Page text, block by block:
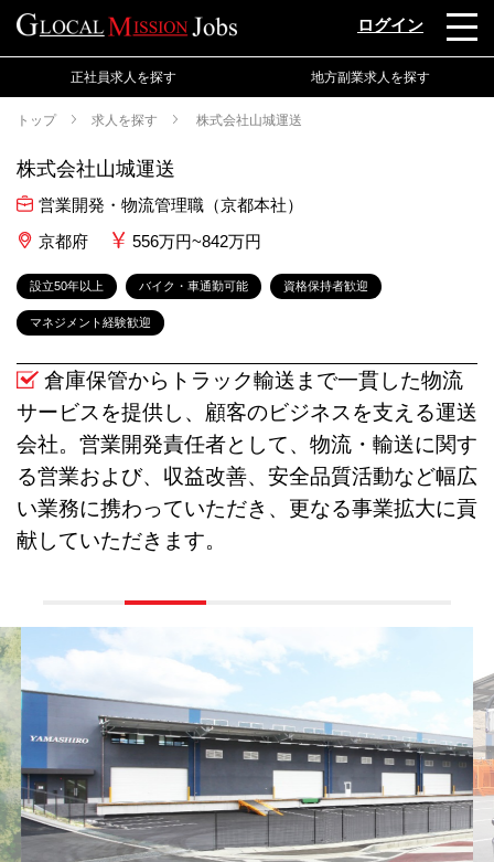
ログイン
正社員求人を探す 地方副業求人を探す
トップ 求人を探す 株式会社山城運送
株式会社山城運送
営業開発・物流管理職（京都本社）
京都府
556万円~842万円
設立50年以上 バイク・車通勤可能 資格保持者歓迎
マネジメント経験歓迎
倉庫保管からトラック輸送まで一貫した物流
サービスを提供し、顧客のビジネスを支える運送
会社。営業開発責任者として、物流・輸送に関す
る営業および、収益改善、安全品質活動など幅広
い業務に携わっていただき、更なる事業拡大に貢
献していただきます。